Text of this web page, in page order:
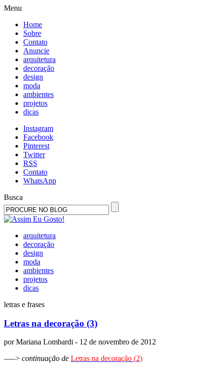
Menu
Home
Sobre
Contato
Anuncie
arquitetura
decoração
design
moda
ambientes
projetos
dicas
Instagram
Facebook
Pinterest
Twitter
RSS
Contato
WhatsApp
Busca
arquitetura
decoração
design
moda
ambientes
projetos
dicas
letras e frases
Letras na decoração (3)
porMariana Lombardi - 12 de novembro de 2012
—–> continuação de Letras na decoração (2)